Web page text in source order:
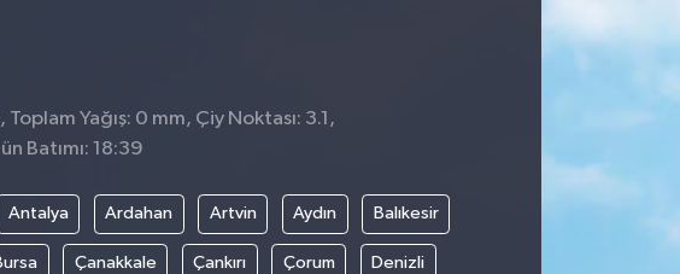
Yağış: 0 mm, Çiy Noktası: 3.1,
Batımı: 18:39
Antalya Ardahan Artvin Aydın Balıkesir
Çanakkale Çankırı Çorum Denizli